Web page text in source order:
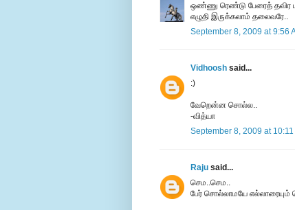
ஒண்ணு ரெண்டு பேரைத் தவிர
எழுதி இருக்கலாம் தலைவரே..
September 8, 2009 at 9:56
Vidhoosh said...
:)
வேறென்ன சொல்ல..
-வித்யா
September 8, 2009 at 10:11
Raju said...
செம..செம..
பேர் சொல்லாமயே எல்லாரையும்